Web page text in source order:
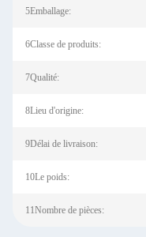
5Emballage:
6Classe de produits:
7Qualité:
8Lieu d'origine:
9Délai de livraison:
10Le poids:
11Nombre de pièces: